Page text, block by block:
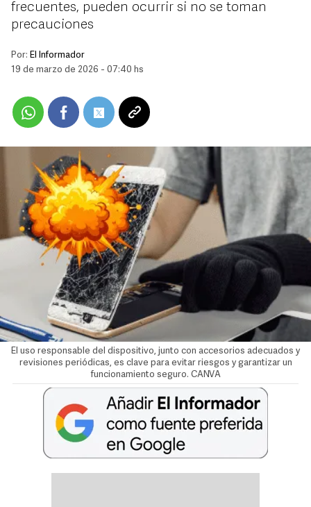
frecuentes, pueden ocurrir si no se toman
precauciones
Por: El Informador
19 de marzo de 2026 - 07:40 hs
El uso responsable del dispositivo, junto con accesorios adecuados y
revisiones periódicas, es clave para evitar riesgos y garantizar un
funcionamiento seguro. CANVA